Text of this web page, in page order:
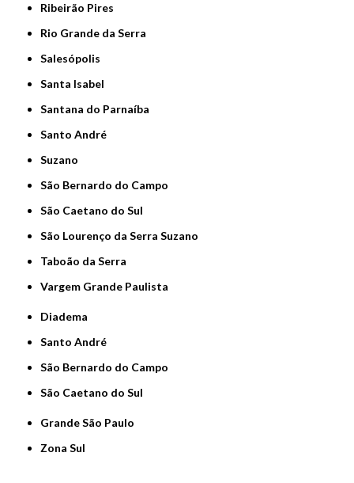
Ribeirão Pires
Rio Grande da Serra
Salesópolis
Santa Isabel
Santana do Parnaíba
Santo André
Suzano
São Bernardo do Campo
São Caetano do Sul
São Lourenço da Serra Suzano
Taboão da Serra
Vargem Grande Paulista
Diadema
Santo André
São Bernardo do Campo
São Caetano do Sul
Grande São Paulo
Zona Sul